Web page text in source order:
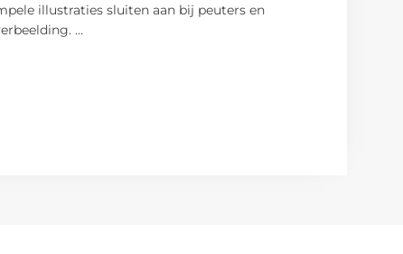
illustraties sluiten aan bij peuters en
...